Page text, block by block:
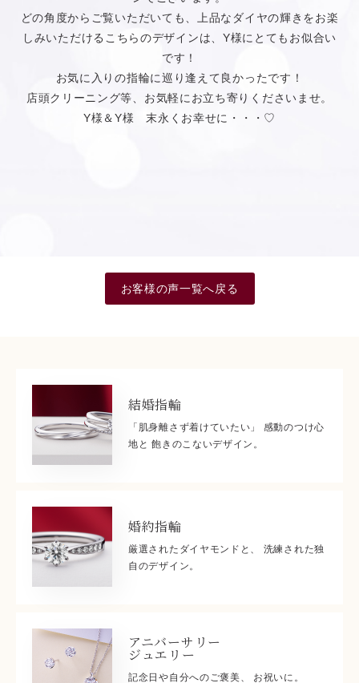
どの角度からご覧いただいても、上品なダイヤの輝きをお楽
しみいただけるこちらのデザインは、Y様にとてもお似合い
です！
お気に入りの指輪に巡り逢えて良かったです！
店頭クリーニング等、お気軽にお立ち寄りくださいませ。
Y様＆Y様 末永くお幸せに・・・♡
お客様の声一覧へ戻る
結婚指輪
「肌身離さず着けていたい」 感動のつけ心
地と 飽きのこないデザイン。
婚約指輪
厳選されたダイヤモンドと、 洗練された独
自のデザイン。
アニバーサリー
ジュエリー
記念日や自分へのご褒美、 お祝いに。